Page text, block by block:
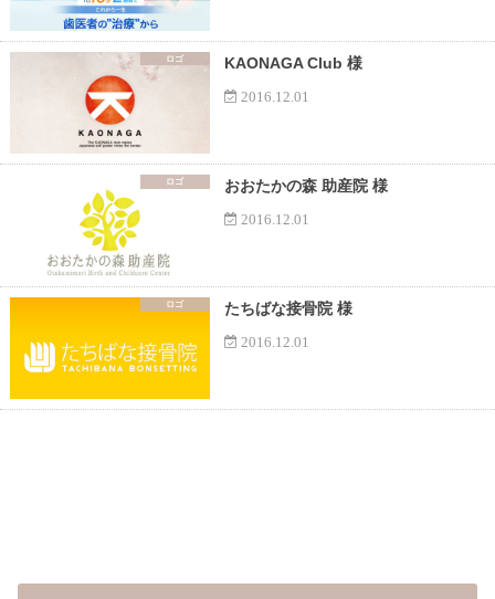
ロゴ KAONAGA Club 様
2016.12.01
ロゴ おおたかの森 助産院 様
2016.12.01
ロゴ たちばな接骨院 様
2016.12.01